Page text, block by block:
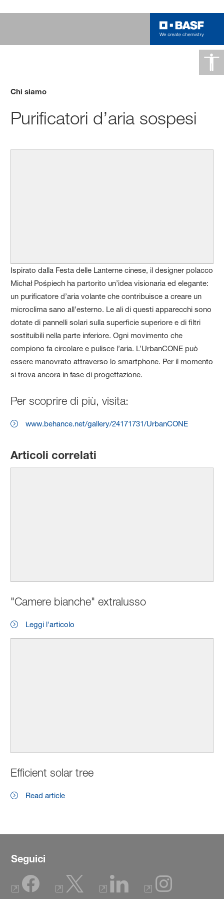
Chi siamo
Purificatori d’aria sospesi
Ispirato dalla Festa delle Lanterne cinese, il designer polacco
Michał Pośpiech ha partorito un’idea visionaria ed elegante:
un purificatore d’aria volante che contribuisce a creare un
microclima sano all’esterno. Le ali di questi apparecchi sono
dotate di pannelli solari sulla superficie superiore e di filtri
sostituibili nella parte inferiore. Ogni movimento che
compiono fa circolare e pulisce l’aria. L’UrbanCONE può
essere manovrato attraverso lo smartphone. Per il momento
si trova ancora in fase di progettazione.
Per scoprire di più, visita:
www.behance.net/gallery/24171731/UrbanCONE
Articoli correlati
"Camere bianche" extralusso
Leggi l'articolo
Efficient solar tree
Read article
Seguici